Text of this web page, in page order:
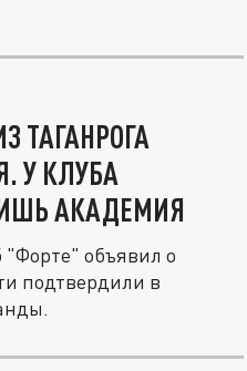
ТАГАНРОГА
У КЛУБА
АКАДЕМИЯ
объявил о
подтвердили в